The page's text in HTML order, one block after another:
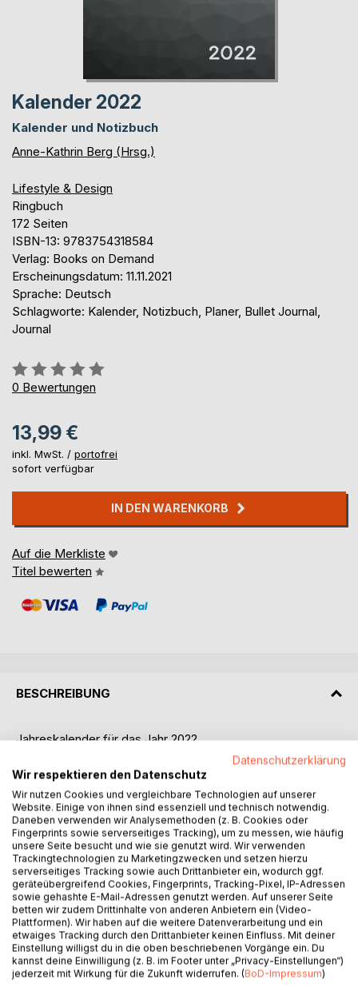
Kalender 2022
Kalender und Notizbuch
Anne-Kathrin Berg (Hrsg.)
Lifestyle & Design
Ringbuch
172 Seiten
ISBN-13: 9783754318584
Verlag: Books on Demand
Erscheinungsdatum: 11.11.2021
Sprache: Deutsch
Schlagworte: Kalender, Notizbuch, Planer, Bullet Journal,
Journal
Bewertung::
0%
0 Bewertungen
13,99 €
inkl. MwSt. / portofrei
sofort verfügbar
IN DEN WARENKORB
Auf die Merkliste
Titel bewerten
BESCHREIBUNG
Jahreskalender für das Jahr 2022
- beginnt mit Dezember 2021 und Endet mit Januar 2023
Ausstattung:
- eine Woche pro Doppelseite
- Wochenübersicht von Montag bis Sonntag (links)
- eine ganze Notizseite pro Woche (rechts)
- jeder Wochentag bietet gleich viel Platz
- doppelseitige Monatsübersicht zu Beginn jedes Monats
- nur bundeseinheitliche Feiertage auf Monats- und
Wochenseiten
Zusätzlich:
- kompakte Jahresübersicht 2022 auf zwei Doppelseiten
Datenschutzerklärung
Wir respektieren den Datenschutz
Wir nutzen Cookies und vergleichbare Technologien auf unserer
Website. Einige von ihnen sind essenziell und technisch notwendig.
Daneben verwenden wir Analysemethoden (z. B. Cookies oder
Fingerprints sowie serverseitiges Tracking), um zu messen, wie häufig
unsere Seite besucht und wie sie genutzt wird. Wir verwenden
Trackingtechnologien zu Marketingzwecken und setzen hierzu
serverseitiges Tracking sowie auch Drittanbieter ein, wodurch ggf.
geräteübergreifend Cookies, Fingerprints, Tracking-Pixel, IP-Adressen
sowie gehashte E-Mail-Adressen genutzt werden. Auf unserer Seite
betten wir zudem Drittinhalte von anderen Anbietern ein (Video-
Plattformen). Wir haben auf die weitere Datenverarbeitung und ein
etwaiges Tracking durch den Drittanbieter keinen Einfluss. Mit deiner
Einstellung willigst du in die oben beschriebenen Vorgänge ein. Du
kannst deine Einwilligung (z. B. im Footer unter „Privacy-Einstellungen“)
jederzeit mit Wirkung für die Zukunft widerrufen. (BoD-Impressum)